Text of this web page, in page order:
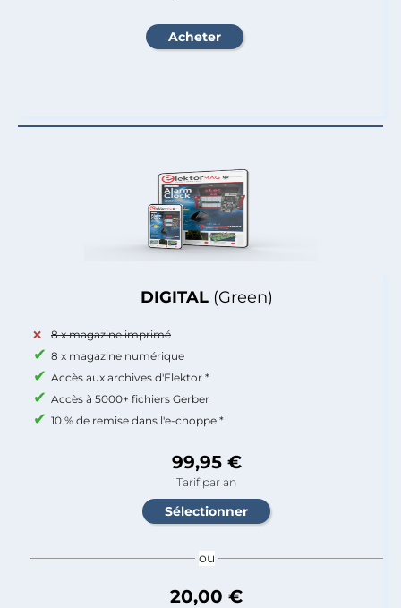
DIGITAL (Green)
8 x magazine imprimé
8 x magazine numérique
Accès aux archives d'Elektor *
Accès à 5000+ fichiers Gerber
10 % de remise dans l'e-choppe *
99,95 €
Tarif par an
ou
20,00 €